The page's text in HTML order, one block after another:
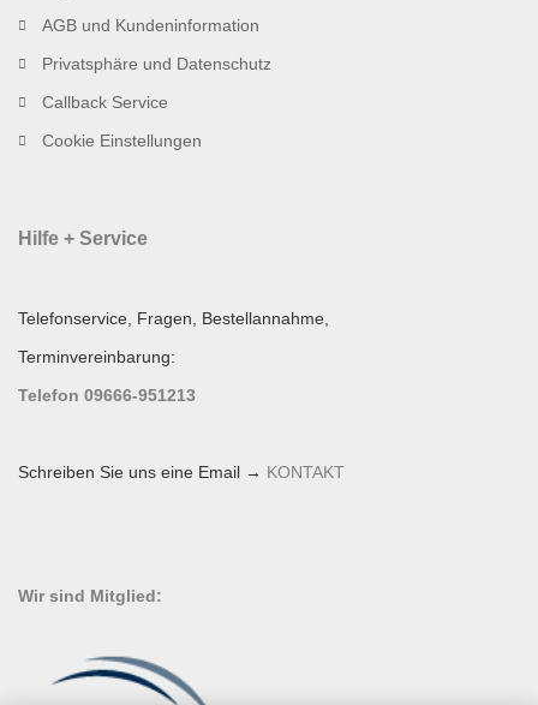
AGB und Kundeninformation
Privatsphäre und Datenschutz
Callback Service
Cookie Einstellungen
Hilfe + Service
Telefonservice, Fragen, Bestellannahme,
Terminvereinbarung:
Telefon 09666-951213
Schreiben Sie uns eine Email → KONTAKT
Wir sind Mitglied: